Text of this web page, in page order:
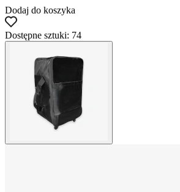
Dodaj do koszyka
Dostępne sztuki: 74